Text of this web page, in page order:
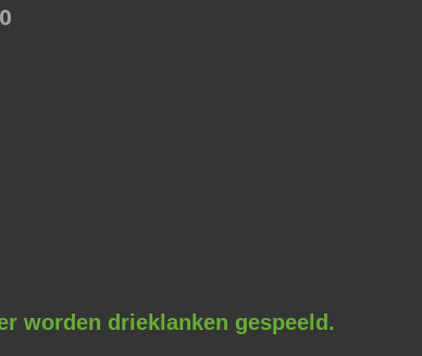
worden drieklanken gespeeld.